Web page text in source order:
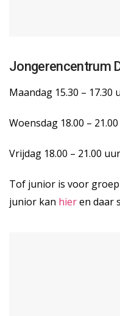
Jongerencentrum
Maandag 15.30 – 17.30
Woensdag 18.00 –
Vrijdag 18.00 – 21.00 uur
Tof junior is voor
junior kan hieren daar